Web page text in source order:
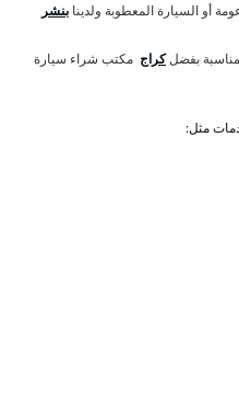
أو السيارة المعطوبة ولدينا بنشر
بفضلكراج مكتب شراء سيارة
مثل: